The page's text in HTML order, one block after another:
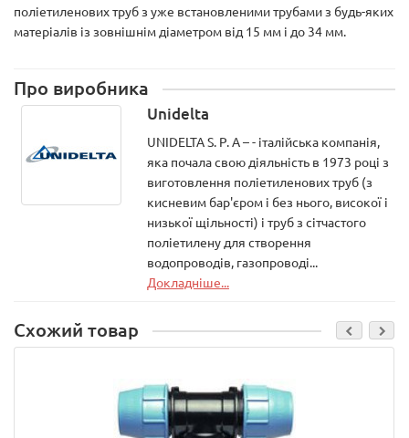
поліетиленових труб з уже встановленими трубами з будь-яких
матеріалів із зовнішнім діаметром від 15 мм і до 34 мм.
Про виробника
Unidelta
UNIDELTA S. P. A – - італійська компанія,
яка почала свою діяльність в 1973 році з
виготовлення поліетиленових труб (з
кисневим бар'єром і без нього, високої і
низької щільності) і труб з сітчастого
поліетилену для створення
водопроводів, газопроводі...
Докладніше...
Схожий товар